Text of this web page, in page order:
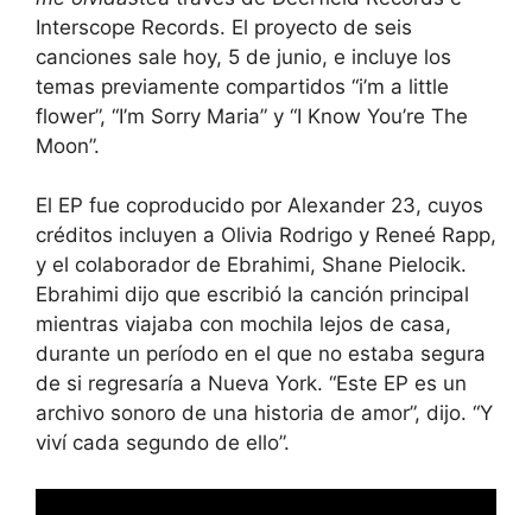
Interscope Records. El proyecto de seis
canciones sale hoy, 5 de junio, e incluye los
temas previamente compartidos “i’m a little
flower”, “I’m Sorry Maria” y “I Know You’re The
Moon”.
El EP fue coproducido por Alexander 23, cuyos
créditos incluyen a Olivia Rodrigo y Reneé Rapp,
y el colaborador de Ebrahimi, Shane Pielocik.
Ebrahimi dijo que escribió la canción principal
mientras viajaba con mochila lejos de casa,
durante un período en el que no estaba segura
de si regresaría a Nueva York. “Este EP es un
archivo sonoro de una historia de amor”, dijo. “Y
viví cada segundo de ello”.